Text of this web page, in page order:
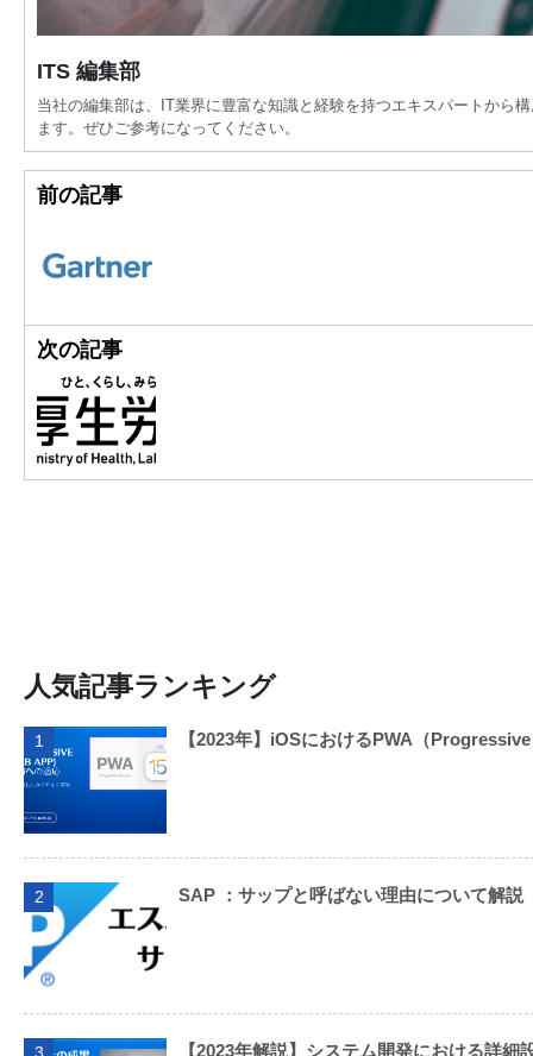
ITS 編集部
当社の編集部は、IT業界に豊富な知識と経験を持つエキスパートから
ます。ぜひご参考になってください。
前の記事
次の記事
人気記事ランキング
1 【2023年】iOSにおけるPWA（
2 SAP ：サップと呼ばない理由について解説
【2023年解説】システム開発における詳細